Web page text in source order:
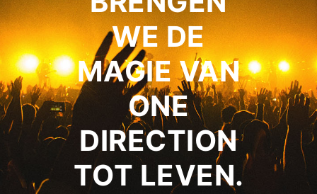
WE DE
MAGIE VAN
ONE
DIRECTION
TOT LEVEN.